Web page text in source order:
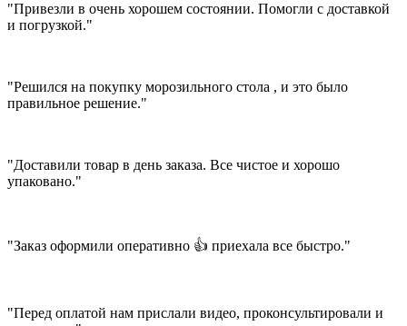
"Привезли в очень хорошем состоянии. Помогли с доставкой
и погрузкой."
"Решился на покупку морозильного стола , и это было
правильное решение."
"Доставили товар в день заказа. Все чистое и хорошо
упаковано."
"Заказ оформили оперативно 👍 приехала все быстро."
"Перед оплатой нам прислали видео, проконсультировали и